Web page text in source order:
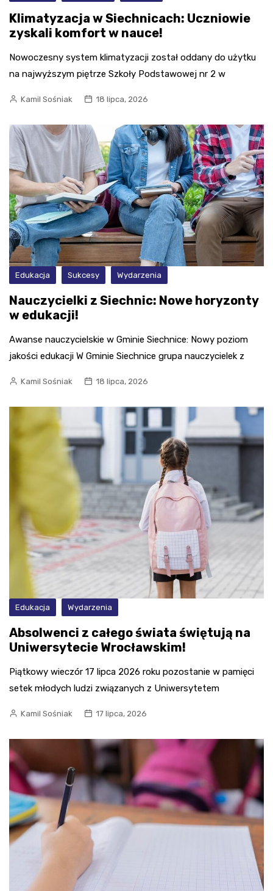
Klimatyzacja w Siechnicach: Uczniowie
zyskali komfort w nauce!
Nowoczesny system klimatyzacji został oddany do użytku
na najwyższym piętrze Szkoły Podstawowej nr 2 w
Kamil Sośniak 18 lipca, 2026
Edukacja Sukcesy Wydarzenia
Nauczycielki z Siechnic: Nowe horyzonty
w edukacji!
Awanse nauczycielskie w Gminie Siechnice: Nowy poziom
jakości edukacji W Gminie Siechnice grupa nauczycielek z
Kamil Sośniak 18 lipca, 2026
Edukacja Wydarzenia
Absolwenci z całego świata świętują na
Uniwersytecie Wrocławskim!
Piątkowy wieczór 17 lipca 2026 roku pozostanie w pamięci
setek młodych ludzi związanych z Uniwersytetem
Kamil Sośniak 17 lipca, 2026